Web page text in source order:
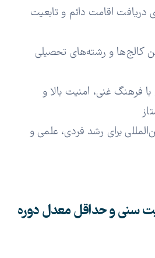
دریافت اقامت دائم و تابعیت
کالج‌ها و رشته‌های تحصیلی
فرهنگ غنی، امنیت بالا و
برای رشد فردی، علمی و
سنی و حداقل معدل دوره